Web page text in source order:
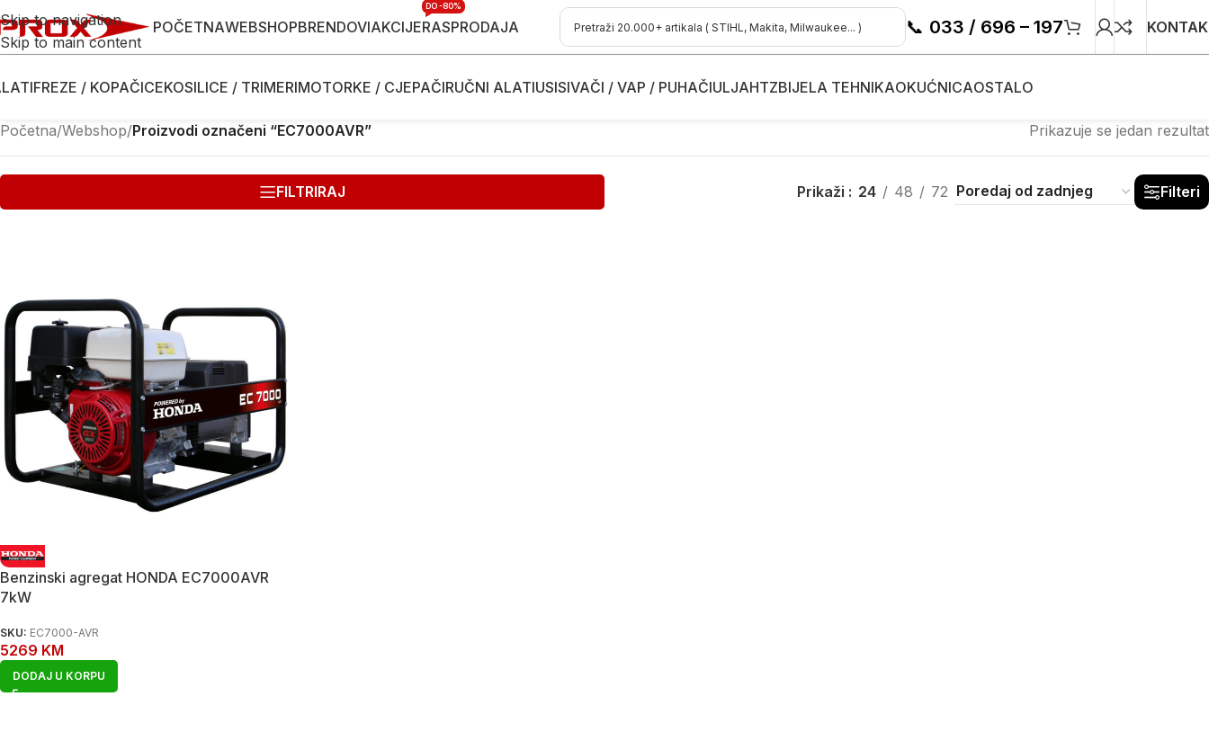
Skip to navigation
Skip to main content
POČETNAWEBSHOPBRENDOVIAKCIJERASPRODAJA
DO -80%
📞 033 / 696 – 197
FREZE / KOPAČICEKOSILICE / TRIMERIMOTORKE / CJEPAČIRUČNI ALATIUSISIVAČI / VAP / PUHAČIULJAHTZBIJELA TEHNIKAOKUĆNICAOSTALO
Početna/Webshop/Proizvodi označeni “EC7000AVR” Prikazuje se jedan rezultat
FILTRIRAJ Prikaži 24 48 72 Filteri
Benzinski agregat HONDA EC7000AVR
7kW
SKU: EC7000-AVR
5269 KM
DODAJ U KORPU